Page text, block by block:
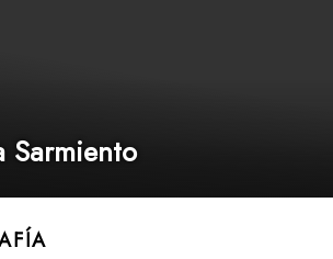
Sarmiento